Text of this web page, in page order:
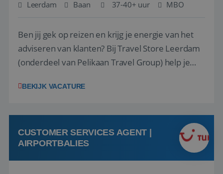
Leerdam Baan 37-40+ uur MBO
Ben jij gek op reizen en krijg je energie van het
adviseren van klanten? Bij Travel Store Leerdam
(onderdeel van Pelikaan Travel Group) help je
vinden. Samen maken we van elke reis een
hebt in de reisbranche of j...
BEKIJK VACATURE
CUSTOMER SERVICES AGENT |
AIRPORTBALIES